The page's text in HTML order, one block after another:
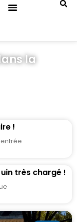
la
!
entrée
très chargé !